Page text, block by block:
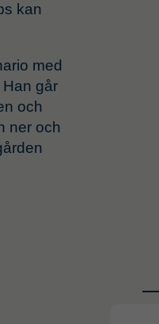
kan
med
Han går
och
ner och